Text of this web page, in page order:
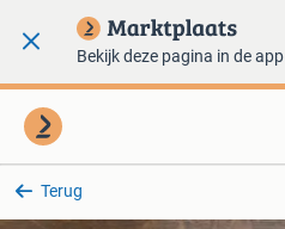
Bekijk deze pagina in de app
Terug